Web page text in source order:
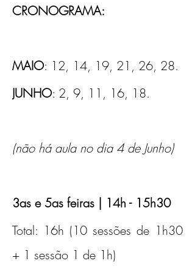
CRONOGRAMA:
MAIO: 12, 14, 19, 21, 26, 28.
JUNHO: 2, 9, 11, 16, 18.
(não há aula no dia 4 de Junho)
3as e 5as feiras | 14h - 15h30
Total: 16h (10 sessões de 1h30
+ 1 sessão 1 de 1h)